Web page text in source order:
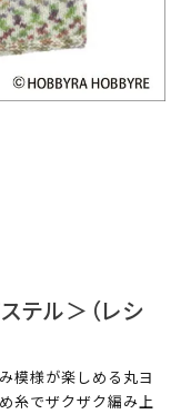
テル＞（レシ
模様が楽しめる丸ヨ
糸でザクザク編み上